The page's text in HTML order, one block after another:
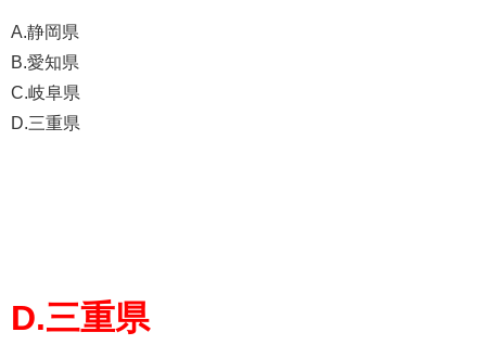
A.静岡県
B.愛知県
C.岐阜県
D.三重県
D.三重県